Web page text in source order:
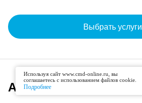
Выбрать услуги
Адрес и расписание
Используя сайт www.cmd-online.ru, вы
соглашаетесь с использованием файлов cookie.
Подробнее